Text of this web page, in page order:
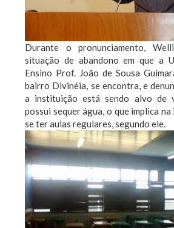
Durante o pronunciamento,
situação de abandono em que a
Ensino Prof. João de Sousa
bairro Divinéia, se encontra, e
a instituição está sendo alvo de
possui sequer água, o que implica
se ter aulas regulares, segundo ele.